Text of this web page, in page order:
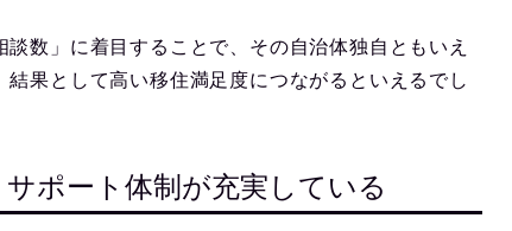
数」に着目することで、 その自治体独自ともいえ
結果として高い移住満足度につながるといえるでし
ポート体制が充実している